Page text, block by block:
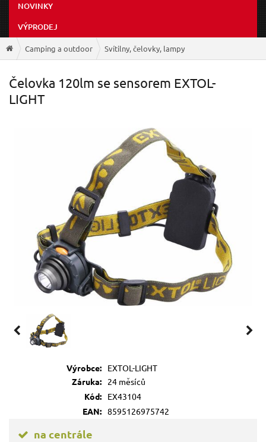
NOVINKY
VÝPRODEJ
Camping a outdoor Svítilny, čelovky, lampy
Čelovka 120lm se sensorem EXTOL-
LIGHT
Výrobce:
EXTOL-LIGHT
Záruka:
24 měsíců
Kód:
EX43104
EAN: 8595126975742
na centrále